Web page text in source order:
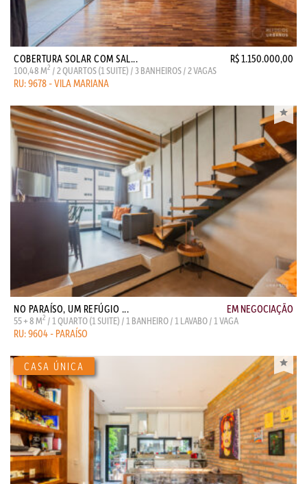
COBERTURA SOLAR COM SAL... R$ 1.150.000,00
100,48 M2 / 2 QUARTOS (1 SUITE) / 3 BANHEIROS / 2 VAGAS
RU: 9678 - VILA MARIANA
NO PARAÍSO, UM REFÚGIO ... EM NEGOCIAÇÃO
55 + 8 M2 / 1 QUARTO (1 SUITE) / 1 BANHEIRO / 1 LAVABO / 1 VAGA
RU: 9604 - PARAÍSO